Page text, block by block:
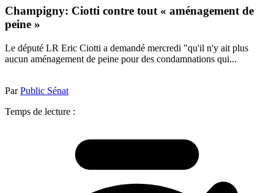
Champigny: Ciotti contre tout « aménagement de
peine »
Le député LR Eric Ciotti a demandé mercredi "qu'il n'y ait plus
aucun aménagement de peine pour des condamnations qui...
ParPublic Sénat
Temps de lecture :